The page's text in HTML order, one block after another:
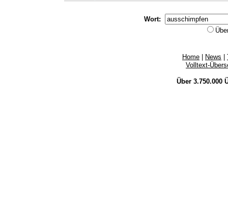
Wort:
Home News
Volltext-
Über 3.750.000